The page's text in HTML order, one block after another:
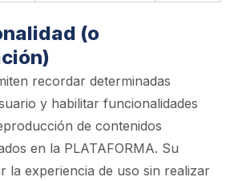
(o
recordar determinadas
y habilitar funcionalidades
de contenidos
en la PLATAFORMA. Su
la experiencia de uso sin realizar